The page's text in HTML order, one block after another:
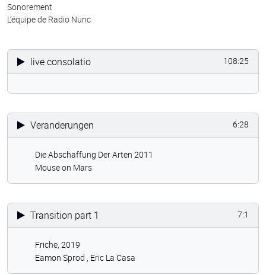
Sonorement
L’équipe de Radio Nunc
live consolatio 108:25
Veranderungen 6:28
Die Abschaffung Der Arten 2011
Mouse on Mars
Transition part 1 7:1
Friche, 2019
Eamon Sprod , Eric La Casa